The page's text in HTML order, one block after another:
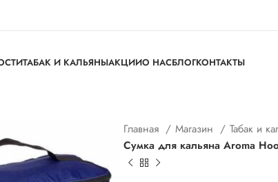
ТАБАК И КАЛЬЯНЫАКЦИИО НАСБЛОГКОНТАКТЫ
Главная Магазин
Табак и
Сумка для кальяна Aroma